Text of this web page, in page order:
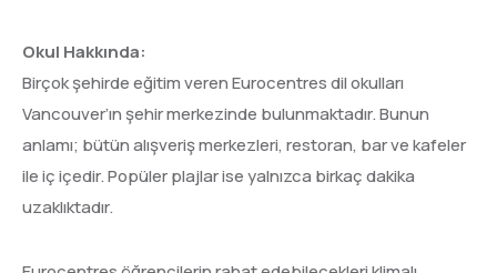
Okul Hakkında:
Birçok şehirde eğitim veren Eurocentres dil okulları
Vancouver’ın şehir merkezinde bulunmaktadır. Bunun
anlamı; bütün alışveriş merkezleri, restoran, bar ve kafeler
ile iç içedir. Popüler plajlar ise yalnızca birkaç dakika
uzaklıktadır.